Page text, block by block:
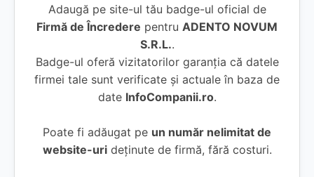
Adaugă pe site-ul tău badge-ul oficial de
Firmă de Încredere pentru ADENTO NOVUM
S.R.L..
Badge-ul oferă vizitatorilor garanția că datele
firmei tale sunt verificate și actuale în baza de
date InfoCompanii.ro.
Poate fi adăugat pe un număr nelimitat de
website-urideținute de firmă, fără costuri.